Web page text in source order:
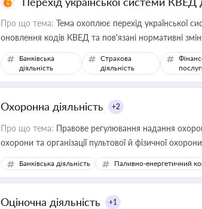
Про що тема: Тема охоплює перехід української
оновлення кодів КВЕД та пов'язані нормативні
Банківська
діяльність
Страхова
діяльність
Охоронна діяльність +2
Про що тема: Правове регулювання надання
охорони та організації пультової й фізичної охорони
Банківська діяльність Паливно-енергетичний
Оціночна діяльність +1